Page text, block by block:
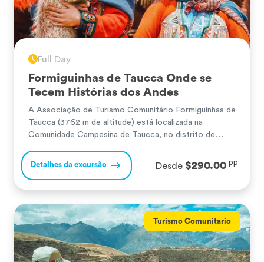
Full Day
Formiguinhas de Taucca Onde se
Tecem Histórias dos Andes
A Associação de Turismo Comunitário Formiguinhas de
Taucca (3762 m de altitude) está localizada na
Comunidade Campesina de Taucca, no distrito de
Taucca é uma pequena e pitoresca vila andina que
mantém vivas suas tradições ancestrais, sendo muito
Detalhes da excursão Desde $290.00 pp
Turismo Comunitario